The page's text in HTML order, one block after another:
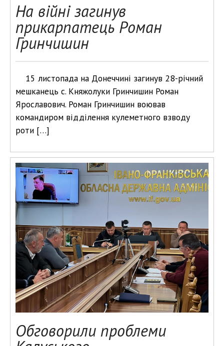
На війні загинув
прикарпатець Роман
Гринчишин
15 листопада на Донеччині загинув 28-річний
мешканець с. Княжолуки Гринчишин Роман
Ярославович. Роман Гринчишин воював
командиром відділення кулеметного взводу
роти […]
Обговорили проблеми